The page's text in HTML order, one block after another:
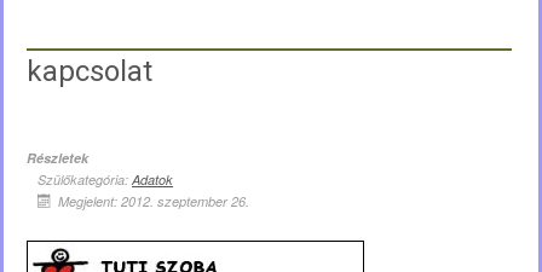
kapcsolat
Részletek
Szülőkategória:Adatok
Megjelent: 2012. szeptember 26.